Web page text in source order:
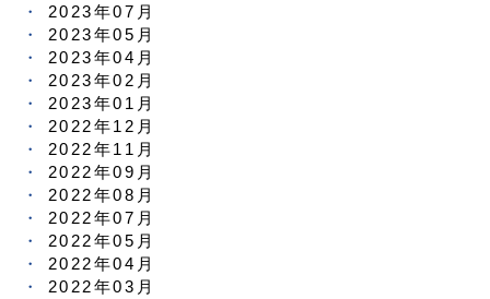
2023年07月
2023年05月
2023年04月
2023年02月
2023年01月
2022年12月
2022年11月
2022年09月
2022年08月
2022年07月
2022年05月
2022年04月
2022年03月